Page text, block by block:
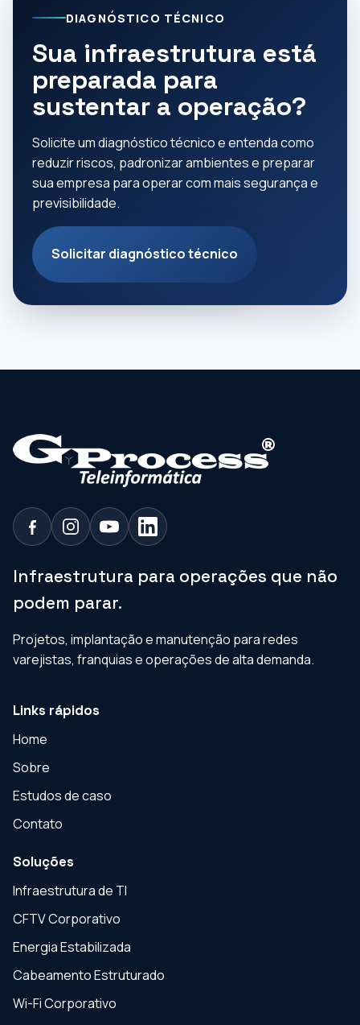
DIAGNÓSTICO TÉCNICO
Sua infraestrutura está
preparada para
sustentar a operação?
Solicite um diagnóstico técnico e entenda como
reduzir riscos, padronizar ambientes e preparar
sua empresa para operar com mais segurança e
previsibilidade.
Solicitar diagnóstico técnico
Infraestrutura para operações que não
podem parar.
Projetos, implantação e manutenção para redes
varejistas, franquias e operações de alta demanda.
Links rápidos
Home
Sobre
Estudos de caso
Contato
Soluções
Infraestrutura de TI
CFTV Corporativo
Energia Estabilizada
Cabeamento Estruturado
Wi-Fi Corporativo